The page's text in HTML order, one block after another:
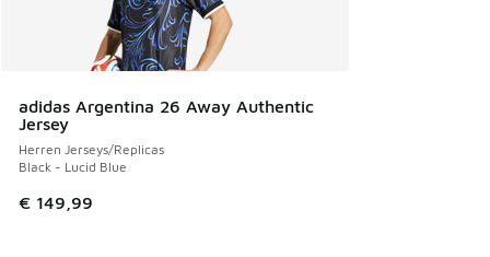
adidas Argentina 26 Away Authentic
Jersey
Herren Jerseys/Replicas
Black - Lucid Blue
€ 149,99